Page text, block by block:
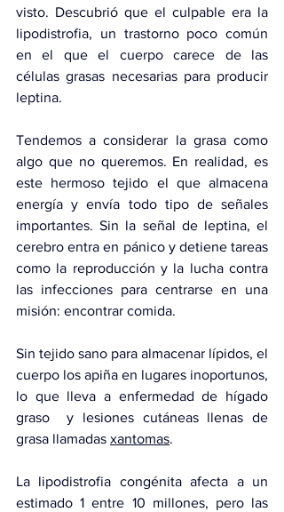
visto. Descubrió que el culpable era la
lipodistrofia, un trastorno poco común
en el que el cuerpo carece de las
células grasas necesarias para producir
leptina.
Tendemos a considerar la grasa como
algo que no queremos. En realidad, es
este hermoso tejido el que almacena
energía y envía todo tipo de señales
importantes. Sin la señal de leptina, el
cerebro entra en pánico y detiene tareas
como la reproducción y la lucha contra
las infecciones para centrarse en una
misión: encontrar comida.
Sin tejido sano para almacenar lípidos, el
cuerpo los apiña en lugares inoportunos,
lo que lleva a enfermedad de hígado
graso y lesiones cutáneas llenas de
grasa llamadas xantomas.
La lipodistrofia congénita afecta a un
estimado 1 entre 10 millones, pero las